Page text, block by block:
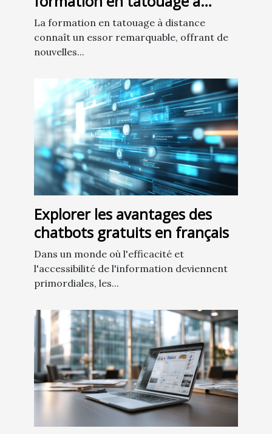
distance
La formation en tatouage à distance
connaît un essor remarquable, offrant de
nouvelles...
Explorer les avantages des
chatbots gratuits en français
Dans un monde où l'efficacité et
l'accessibilité de l'information deviennent
primordiales, les...